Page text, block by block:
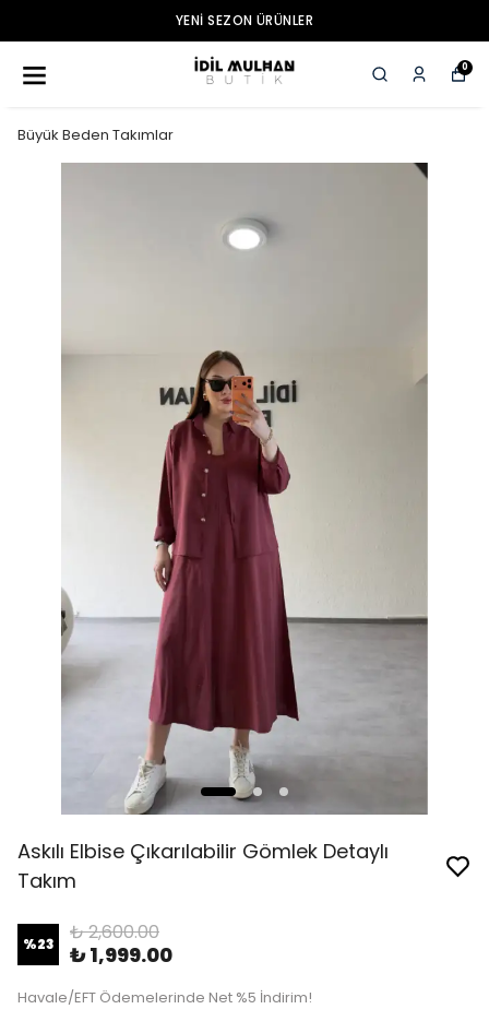
YENI SEZON ÜRÜNLER
0
Büyük Beden Takımlar
Askılı Elbise Çıkarılabilir Gömlek Detaylı
Takım
%23 ₺ 2,600.00
₺ 1,999.00
Havale/EFT Ödemelerinde Net %5 İndirim!